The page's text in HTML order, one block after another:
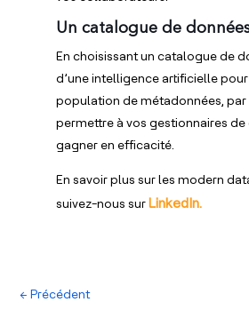
Un catalogue de
En choisissant un catalogue de
d’une intelligence artificielle
population de métadonnées, par
permettre à vos gestionnaires
gagner en efficacité.
En savoir plus sur les modern
suivez-nous surLinkedIn.
←Précédent